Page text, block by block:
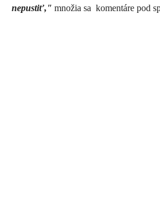
nepustiť," množia sa komentáre pod